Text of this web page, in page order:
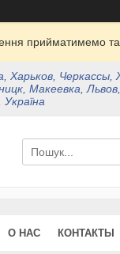
прийматимемо
Харьков,
Макеевка,
О НАС КОНТАКТЫ